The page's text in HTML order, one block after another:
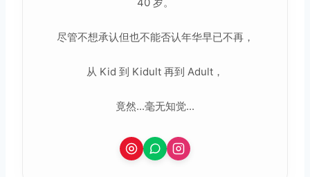
尽管不想承认但也不能否认年华早已不再，
从 Kid 到 Kidult 再到 Adult，
竟然...毫无知觉...